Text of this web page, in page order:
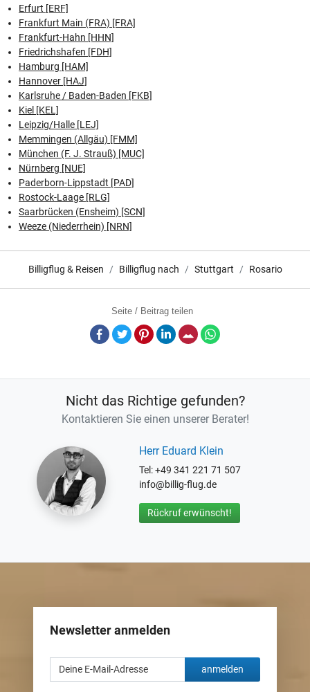
Erfurt [ERF]
Frankfurt Main (FRA) [FRA]
Frankfurt-Hahn [HHN]
Friedrichshafen [FDH]
Hamburg [HAM]
Hannover [HAJ]
Karlsruhe / Baden-Baden [FKB]
Kiel [KEL]
Leipzig/Halle [LEJ]
Memmingen (Allgäu) [FMM]
München (F. J. Strauß) [MUC]
Nürnberg [NUE]
Paderborn-Lippstadt [PAD]
Rostock-Laage [RLG]
Saarbrücken (Ensheim) [SCN]
Weeze (Niederrhein) [NRN]
Billigflug & Reisen Billigflug nach Stuttgart Rosario
Seite / Beitrag teilen
Facebook
TwitterPinterestLinkedInE-Mail
Nicht das Richtige gefunden?
Kontaktieren Sie einen unserer Berater!
Herr Eduard Klein
Tel: +49 341 221 71 507
info@billig-flug.de
Rückruf erwünscht!
Newsletter anmelden
anmelden